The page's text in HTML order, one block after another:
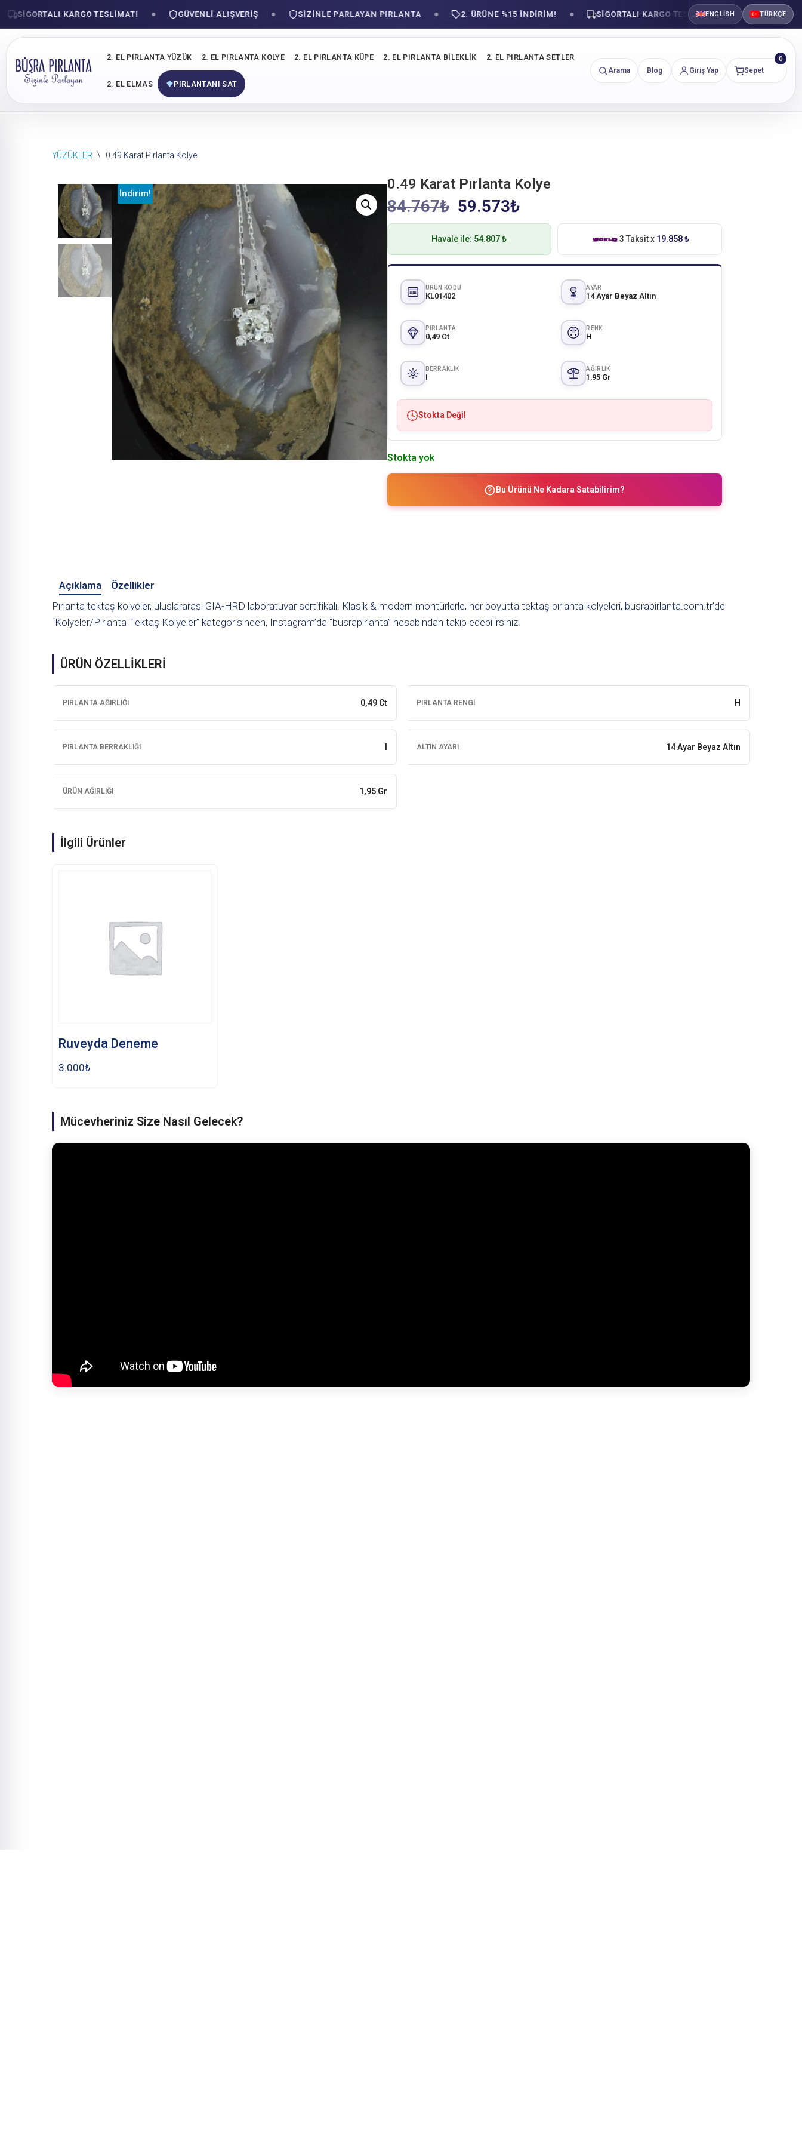
ENGLISH TÜRKÇE
KARGO TESLIMATI GÜVENLI ALIŞVERIŞ SIZINLE PARLAYAN PIRLANTA 2. ÜRÜNE %15 İNDİRİM! SIGORTALI KARGO TESLIMATI GÜVENLI
2. EL PIRLANTA YÜZÜK 2. EL PIRLANTA KOLYE 2. EL PIRLANTA KÜPE 2. EL PIRLANTA BILEKLIK 2. EL PIRLANTA SETLER
2. EL ELMAS PIRLANTANI SAT
Arama Blog Giriş Yap Sepet
0
YÜZÜKLER \ 0.49 Karat Pırlanta Kolye
İndirim!
0.49 Karat Pırlanta Kolye
84.767₺ 59.573₺
Havale ile: 54.807 ₺ 3 Taksit x 19.858 ₺
ÜRÜN KODU
KL01402
AYAR
14 Ayar Beyaz Altın
PIRLANTA
0,49 Ct
RENK
H
BERRAKLIK
I
AĞIRLIK
1,95 Gr
Stokta Değil
Stokta yok
Bu Ürünü Ne Kadara Satabilirim?
Açıklama
Özellikler
Pırlanta tektaş kolyeler, uluslararası GIA-HRD laboratuvar sertifikalı. Klasik & modern montürlerle, her boyutta tektaş pırlanta kolyeleri, busrapirlanta.com.tr’de
“Kolyeler/Pırlanta Tektaş Kolyeler” kategorisinden, Instagram’da “busrapirlanta” hesabından takip edebilirsiniz.
ÜRÜN ÖZELLİKLERİ
PIRLANTA AĞIRLIĞI 0,49 Ct PIRLANTA RENGI H
PIRLANTA BERRAKLIĞI ALTIN AYARI 14 Ayar Beyaz Altın
ÜRÜN AĞIRLIĞI 1,95 Gr
İlgili Ürünler
Ruveyda Deneme
3.000₺
Mücevheriniz Size Nasıl Gelecek?